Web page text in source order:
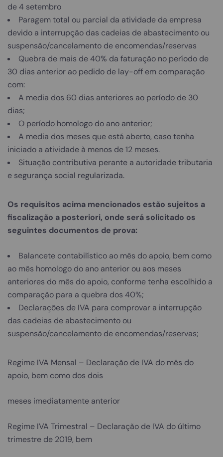
de 4 setembro
Paragem total ou parcial da atividade da empresa
devido a interrupção das cadeias de abastecimento ou
suspensão/cancelamento de encomendas/reservas
Quebra de mais de 40% da faturação no período de
30 dias anterior ao pedido de lay-off em comparação
com:
A media dos 60 dias anteriores ao período de 30
dias;
O período homologo do ano anterior;
A media dos meses que está aberto, caso tenha
iniciado a atividade à menos de 12 meses.
Situação contributiva perante a autoridade tributaria
e segurança social regularizada.
Os requisitos acima mencionados estão sujeitos a
fiscalização a posteriori, onde será solicitado os
seguintes documentos de prova:
Balancete contabilístico ao mês do apoio, bem como
ao mês homologo do ano anterior ou aos meses
anteriores do mês do apoio, conforme tenha escolhido a
comparação para a quebra dos 40%;
Declarações de IVA para comprovar a interrupção
das cadeias de abastecimento ou
suspensão/cancelamento de encomendas/reservas;
Regime IVA Mensal – Declaração de IVA do mês do
apoio, bem como dos dois
meses imediatamente anterior
Regime IVA Trimestral – Declaração de IVA do último
trimestre de 2019, bem